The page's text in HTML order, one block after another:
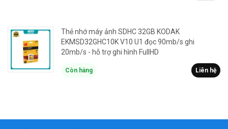
Thẻ nhớ máy ảnh SDHC 32GB KODAK
EKMSD32GHC10K V10 U1 đọc 90mb/s ghi
20mb/s - hỗ trợ ghi hình FullHD
Còn hàng Liên hệ